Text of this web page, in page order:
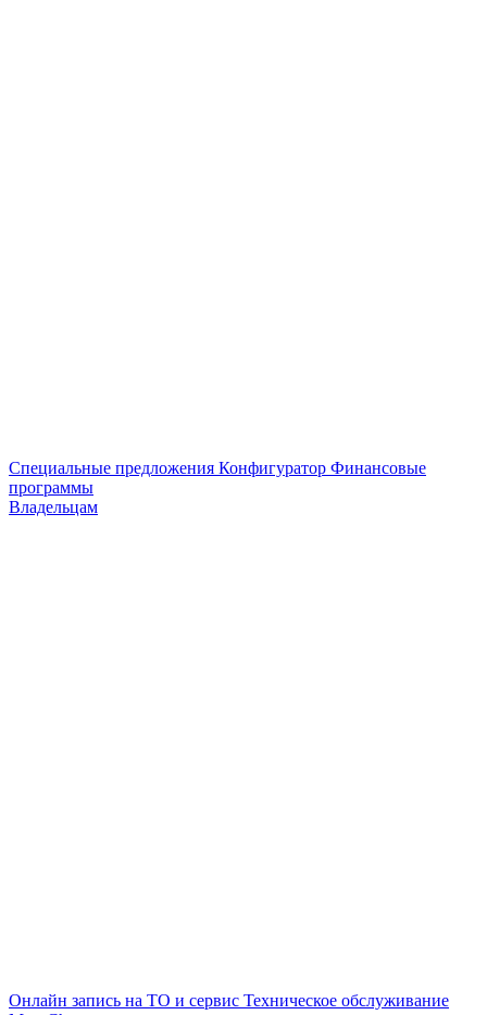
Специальные предложения Конфигуратор Финансовые
программы
Владельцам
Онлайн запись на ТО и сервис Техническое обслуживание